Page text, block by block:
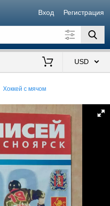
Вход Регистрация
Хоккей с мячом